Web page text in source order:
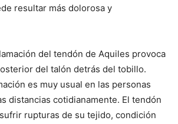
resultar más dolorosa y
del tendón de Aquiles provoca
del talón detrás del tobillo.
es muy usual en las personas
distancias cotidianamente. El tendón
rupturas de su tejido, condición